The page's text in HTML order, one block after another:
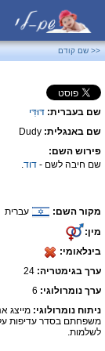
<< שם קודם
שם בעברית: דּוּדִּי
שם באנגלית: Dudy
פירוש השם:
שם חיבה לשם - דוד.
מקור השם:
עברית
מין:
בינלאומי:
ערך בגימטריה:
ערך נומרולוגי: 6
ניתוח נומרולוגי: מייצג
משפחתם בסדר עדיפות
לשלמות.